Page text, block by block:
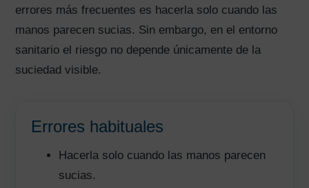
errores más frecuentes es hacerla solo cuando las
manos parecen sucias. Sin embargo, en el entorno
sanitario el riesgo no depende únicamente de la
suciedad visible.
Errores habituales
Hacerla solo cuando las manos parecen
sucias.